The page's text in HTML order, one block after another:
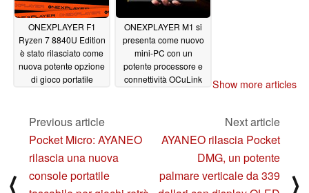
ONEXPLAYER F1
Ryzen 7 8840U Edition
è stato rilasciato come
nuova potente opzione
di gioco portatile
ONEXPLAYER M1 si
presenta come nuovo
mini-PC con un
potente processore e
connettività OCuLink
Show more articles
⟨
Previous article
Pocket Micro: AYANEO
rilascia una nuova
console portatile
Next article
AYANEO rilascia Pocket
DMG, un potente
palmare verticale da 339
⟩